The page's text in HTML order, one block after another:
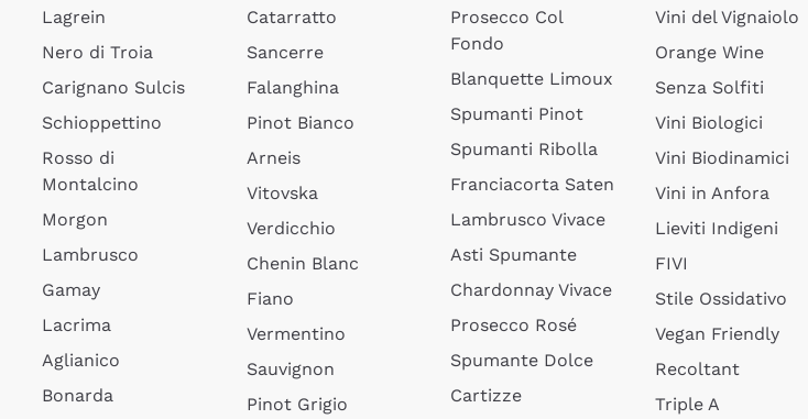
Lagrein
Nero di Troia
Carignano Sulcis
Schioppettino
Rosso di
Montalcino
Morgon
Lambrusco
Gamay
Lacrima
Aglianico
Bonarda
Catarratto
Sancerre
Falanghina
Pinot Bianco
Arneis
Vitovska
Verdicchio
Chenin Blanc
Fiano
Vermentino
Sauvignon
Pinot Grigio
Prosecco Col
Fondo
Blanquette Limoux
Spumanti Pinot
Spumanti Ribolla
Franciacorta Saten
Lambrusco Vivace
Asti Spumante
Chardonnay Vivace
Prosecco Rosé
Spumante Dolce
Cartizze
Vini del Vignaiolo
Orange Wine
Senza Solfiti
Vini Biologici
Vini Biodinamici
Vini in Anfora
Lieviti Indigeni
FIVI
Stile Ossidativo
Vegan Friendly
Recoltant
Triple A